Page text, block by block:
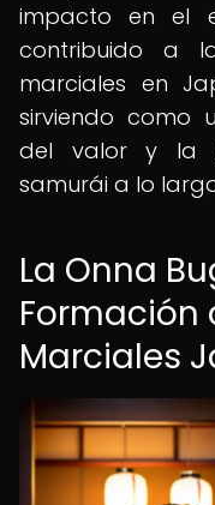
impacto en el
contribuido a
marciales en
sirviendo como
del valor y la
samurái a lo
La Onna
Formación
Marciales